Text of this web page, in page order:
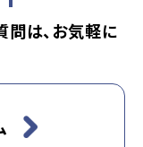
問は、お気軽に